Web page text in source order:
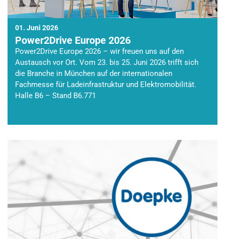
01. Juni 2026
Power2Drive Europe 2026
Power2Drive Europe 2026 – wir freuen uns auf den
Austausch vor Ort. Vom 23. bis 25. Juni 2026 trifft sich
die Branche in München auf der internationalen
Fachmesse für Ladeinfrastruktur und Elektromobilität.
Halle B6 – Stand B6.771